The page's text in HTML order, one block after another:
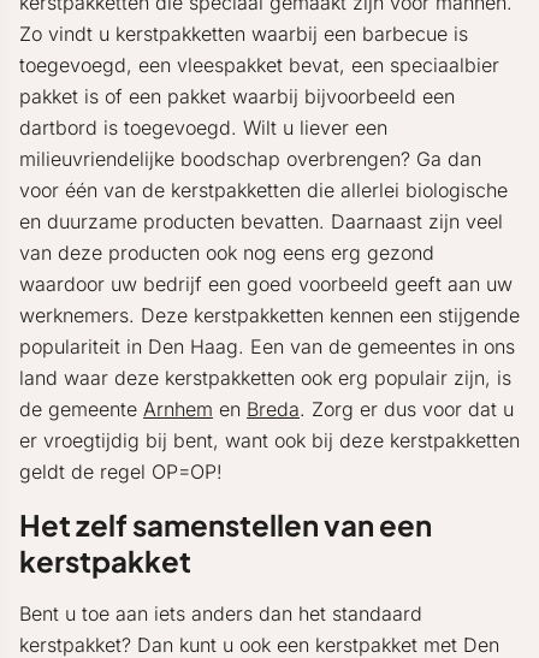
Zo vindt u kerstpakketten waarbij een barbecue is
toegevoegd, een vleespakket bevat, een speciaalbier
pakket is of een pakket waarbij bijvoorbeeld een
dartbord is toegevoegd. Wilt u liever een
milieuvriendelijke boodschap overbrengen? Ga dan
voor één van de kerstpakketten die allerlei biologische
en duurzame producten bevatten. Daarnaast zijn veel
van deze producten ook nog eens erg gezond
waardoor uw bedrijf een goed voorbeeld geeft aan uw
werknemers. Deze kerstpakketten kennen een stijgende
populariteit in Den Haag. Een van de gemeentes in ons
land waar deze kerstpakketten ook erg populair zijn, is
de gemeente Arnhem en Breda. Zorg er dus voor dat u
er vroegtijdig bij bent, want ook bij deze kerstpakketten
geldt de regel OP=OP!
Het zelf samenstellen van een
kerstpakket
Bent u toe aan iets anders dan het standaard
kerstpakket? Dan kunt u ook een kerstpakket met Den